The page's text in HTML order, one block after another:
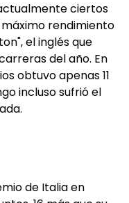
ciertos
rendimiento
el inglés que
del año. En
obtuvo apenas 11
incluso sufrió el
de Italia en